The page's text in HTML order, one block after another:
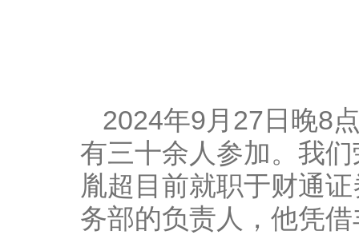
2024年9月 27 日晚8
有三十余人参加。我
胤超目前就职于财通
务部的负责人，他凭